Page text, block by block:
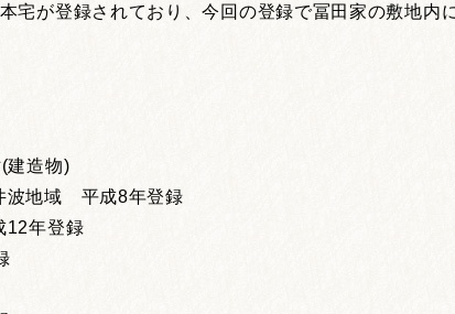
宅が登録されており、今回の登録で冨田家の敷地内
建造物)
波地域 平成8年登録
年登録